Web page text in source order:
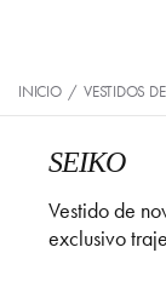
INICIO / VESTIDOS
SEIKO
Vestido de
exclusivo